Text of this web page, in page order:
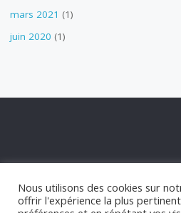
mars 2021 (1)
juin 2020 (1)
POLITIQUE DE
STATUT
Nous utilisons des cookies sur
offrir l'expérience la plus